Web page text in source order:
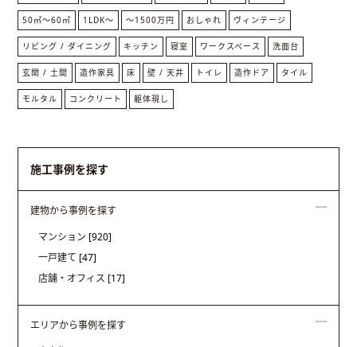
50㎡〜60㎡ 1LDK〜 ～1500万円 おしゃれ ヴィンテージ
リビング / ダイニング キッチン 寝室 ワークスペース 洗面台
玄関 / 土間 造作家具 床 壁 / 天井 トイレ 造作ドア タイル
モルタル コンクリート 躯体現し
施工事例を探す
建物から事例を探す
マンション [920]
一戸建て [47]
店舗・オフィス [17]
エリアから事例を探す